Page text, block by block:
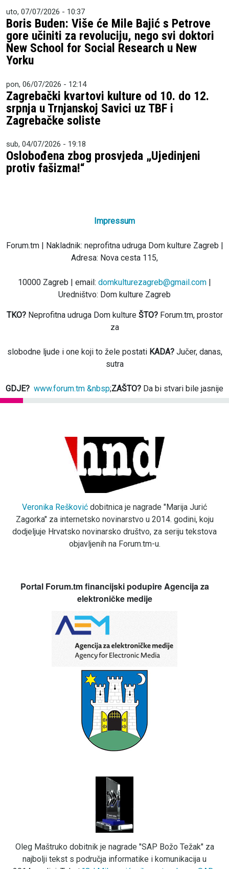
uto, 07/07/2026 - 10:37
Boris Buden: Više će Mile Bajić s Petrove
gore učiniti za revoluciju, nego svi doktori
New School for Social Research u New
Yorku
pon, 06/07/2026 - 12:14
Zagrebački kvartovi kulture od 10. do 12.
srpnja u Trnjanskoj Savici uz TBF i
Zagrebačke soliste
sub, 04/07/2026 - 19:18
Oslobođena zbog prosvjeda „Ujedinjeni
protiv fašizma!“
Impressum
Forum.tm | Nakladnik: neprofitna udruga Dom kulture Zagreb |
Adresa: Nova cesta 115,
10000 Zagreb | email: domkulturezagreb@gmail.com |
Uredništvo: Dom kulture Zagreb
TKO?Neprofitna udruga Dom kulture ŠTO?Forum.tm, prostor
za
slobodne ljude i one koji to žele postati KADA?Jučer, danas,
sutra
GDJE? www.forum.tm &nbsp;ZAŠTO? Da bi stvari bile jasnije
Veronika Rešković dobitnica je nagrade "Marija Jurić
Zagorka" za internetsko novinarstvo u 2014. godini, koju
dodjeljuje Hrvatsko novinarsko društvo, za seriju tekstova
objavljenih na Forum.tm-u.
Portal Forum.tm financijski podupire Agencija za
elektroničke medije
Oleg Maštruko dobitnik je nagrade "SAP Božo Težak" za
najbolji tekst s područja informatike i komunikacija u